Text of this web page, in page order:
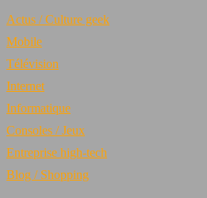
Actus / Culture geek
Mobile
Télévision
Internet
Informatique
Consoles / Jeux
Entreprise high-tech
Blog / Shopping